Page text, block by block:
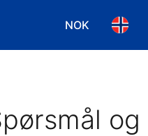
NOK
Velg valuta.
Velg
og